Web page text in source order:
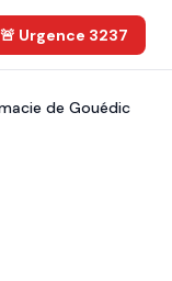
🚨 Urgence 3237
de Gouédic